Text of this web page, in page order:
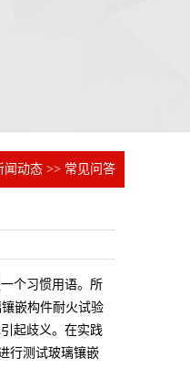
闻动态 >> 常见问答
个习惯用语。所
嵌构件耐火试验
起歧义。在实践
行测试玻璃镶嵌